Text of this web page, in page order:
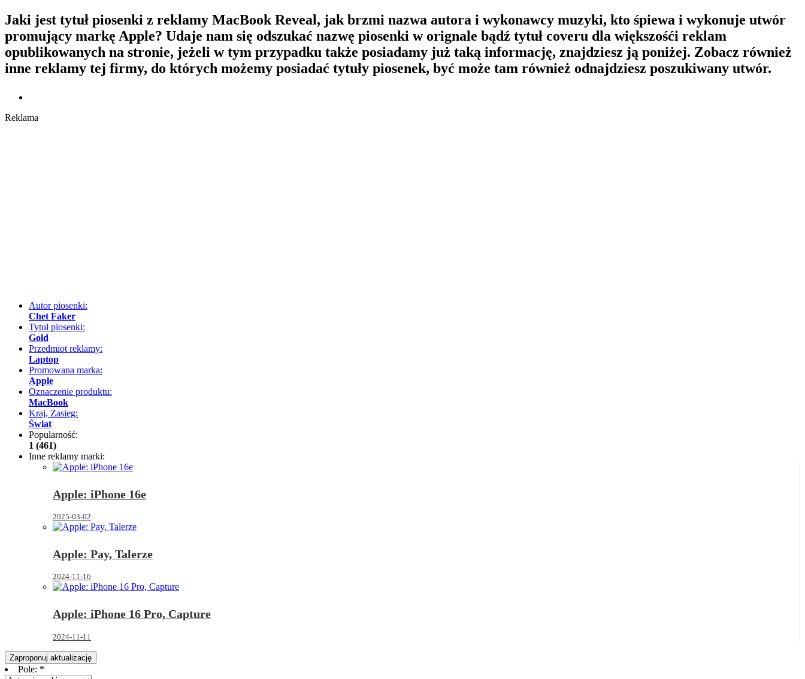
Jaki jest tytuł piosenki z reklamy MacBook Reveal, jak brzmi nazwa autora i wykonawcy muzyki, kto śpiewa i wykonuje utwór
promujący markę Apple? Udaje nam się odszukać nazwę piosenki w orignale bądź tytuł coveru dla większośći reklam
opublikowanych na stronie, jeżeli w tym przypadku także posiadamy już taką informację, znajdziesz ją poniżej. Zobacz również
inne reklamy tej firmy, do których możemy posiadać tytuły piosenek, być może tam również odnajdziesz poszukiwany utwór.
Reklama
Autor piosenki:
Chet Faker
Tytuł piosenki:
Gold
Przedmiot reklamy:
Laptop
Promowana marka:
Apple
Oznaczenie produktu:
MacBook
Kraj, Zasięg:
Świat
Popularność:
1 (461)
Inne reklamy marki:
Apple: iPhone 16e
2025-03-02
Apple: Pay, Talerze
2024-11-16
Apple: iPhone 16 Pro, Capture
2024-11-11
Zaproponuj aktualizację
Pole: *